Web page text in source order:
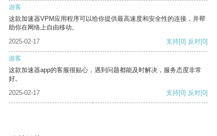
游客
这款加速器VPM应用程序可以给你提供最高速度和安全性的连接，并帮
助你在网络上自由移动。
2025-02-17
支持[0] 反对[0]
游客
这款加速器app的客服很贴心，遇到问题都能及时解决，服务态度非常
好。
2025-02-17
支持[0] 反对[0]